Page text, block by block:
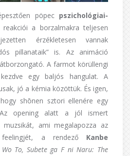
pöpecpszichológiai-
reakciói a borzalmakra teljesen
érzékletesen vannak
pillanataik” is. Az animáció
A farmot körüllengi
egy baljós hangulat. A
jó a kémia közöttük. És igen,
shōnen sztori ellenére egy
opening alatt a jól ismert
ami megalapozza az
feelingjét, a rendező Kanbe
To, Subete ga F ni Naru: The